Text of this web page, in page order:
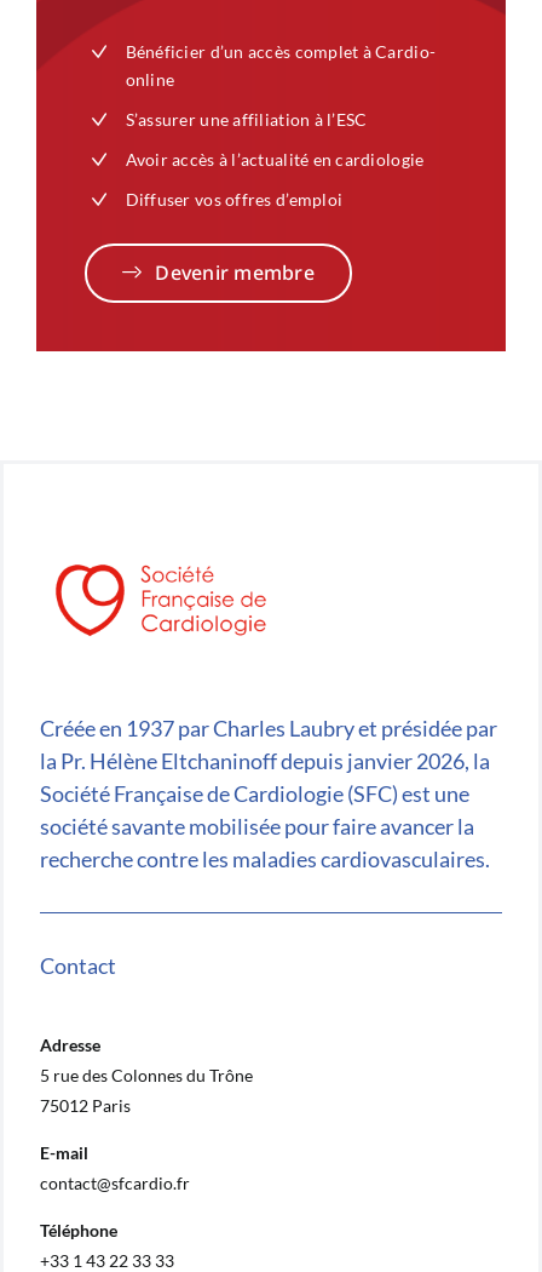
Bénéficier d’un accès complet à Cardio-
online
S’assurer une affiliation à l’ESC
Avoir accès à l’actualité en cardiologie
Diffuser vos offres d’emploi
Devenir membre
Créée en 1937 par Charles Laubry et présidée par
la Pr. Hélène Eltchaninoff depuis janvier 2026, la
Société Française de Cardiologie (SFC) est une
société savante mobilisée pour faire avancer la
recherche contre les maladies cardiovasculaires.
Contact
Adresse
5 rue des Colonnes du Trône
75012 Paris
E-mail
contact@sfcardio.fr
Téléphone
+33 1 43 22 33 33